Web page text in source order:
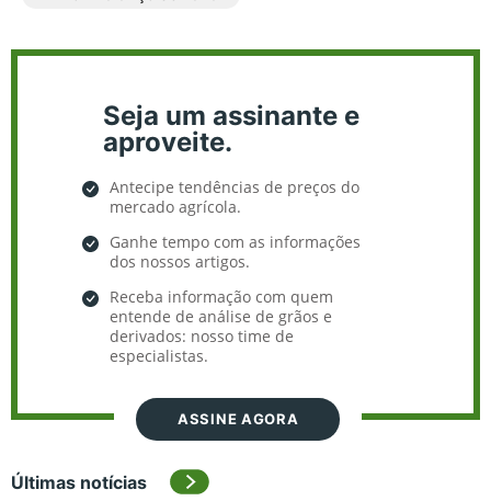
Seja um assinante e
aproveite.
Antecipe tendências de preços do
mercado agrícola.
Ganhe tempo com as informações
dos nossos artigos.
Receba informação com quem
entende de análise de grãos e
derivados: nosso time de
especialistas.
ASSINE AGORA
Últimas notícias